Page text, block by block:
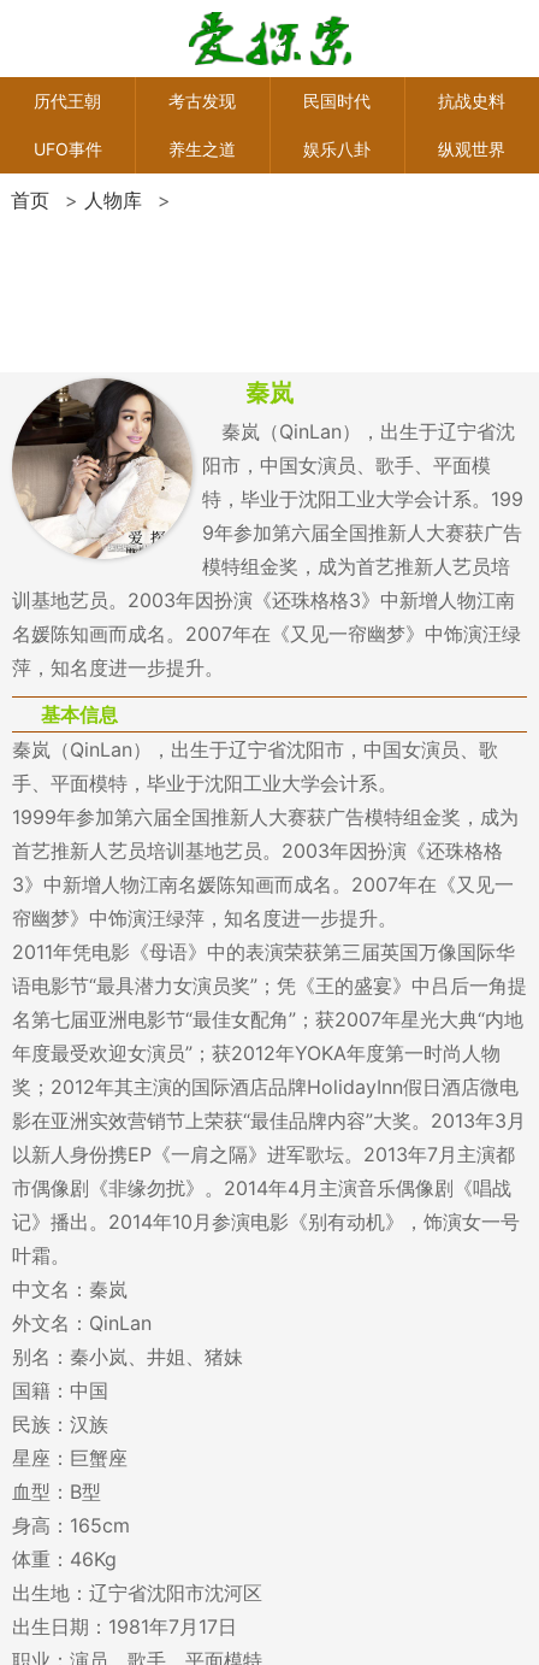
历代王朝 考古发现 民国时代 抗战史料
UFO事件 养生之道 娱乐八卦 纵观世界
首页 > 人物库 >
秦岚
秦岚（QinLan），出生于辽宁省沈
阳市，中国女演员、歌手、平面模
特，毕业于沈阳工业大学会计系。199
9年参加第六届全国推新人大赛获广告
模特组金奖，成为首艺推新人艺员培
训基地艺员。2003年因扮演《还珠格格3》中新增人物江南
名媛陈知画而成名。2007年在《又见一帘幽梦》中饰演汪绿
萍，知名度进一步提升。
基本信息
秦岚（QinLan），出生于辽宁省沈阳市，中国女演员、歌
手、平面模特，毕业于沈阳工业大学会计系。
1999年参加第六届全国推新人大赛获广告模特组金奖，成为
首艺推新人艺员培训基地艺员。2003年因扮演《还珠格格
3》中新增人物江南名媛陈知画而成名。2007年在《又见一
帘幽梦》中饰演汪绿萍，知名度进一步提升。
2011年凭电影《母语》中的表演荣获第三届英国万像国际华
语电影节“最具潜力女演员奖”；凭《王的盛宴》中吕后一角提
名第七届亚洲电影节“最佳女配角”；获2007年星光大典“内地
年度最受欢迎女演员”；获2012年YOKA年度第一时尚人物
奖；2012年其主演的国际酒店品牌HolidayInn假日酒店微电
影在亚洲实效营销节上荣获“最佳品牌内容”大奖。2013年3月
以新人身份携EP《一肩之隔》进军歌坛。2013年7月主演都
市偶像剧《非缘勿扰》。2014年4月主演音乐偶像剧《唱战
记》播出。2014年10月参演电影《别有动机》，饰演女一号
叶霜。
中文名：秦岚
外文名：QinLan
别名：秦小岚、井姐、猪妹
国籍：中国
民族：汉族
星座：巨蟹座
血型：B型
身高：165cm
体重：46Kg
出生地：辽宁省沈阳市沈河区
出生日期：1981年7月17日
职业：演员、歌手、平面模特